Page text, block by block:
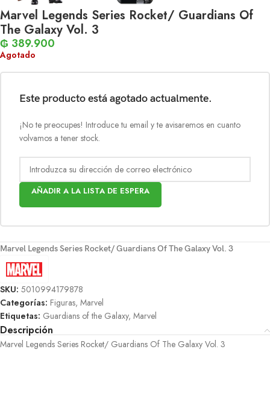
Marvel Legends Series Rocket/ Guardians Of
The Galaxy Vol. 3
₲ 389.900
Agotado
Este producto está agotado actualmente.
¡No te preocupes! Introduce tu email y te avisaremos en cuanto
volvamos a tener stock.
AÑADIR A LA LISTA DE ESPERA
Marvel Legends Series Rocket/ Guardians Of The Galaxy Vol. 3
SKU: 5010994179878
Categorías: Figuras, Marvel
Etiquetas: Guardians of the Galaxy, Marvel
Descripción
Marvel Legends Series Rocket/ Guardians Of The Galaxy Vol. 3